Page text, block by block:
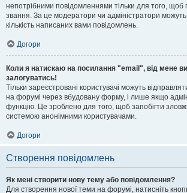
непотрібними повідомленнями тільки для того, щоб
звання. За це модератори чи адміністратори
кількість написаних вами повідомлень.
Догори
Коли я натискаю на посилання "email", від мене
залогуватись!
Тільки зареєстровані користувачі можуть
на форумі через вбудовану форму, і лише якщо
функцію. Це зроблено для того, щоб запобігти
системою анонімними користувачами.
Догори
Створення повідомлень
Як мені створити нову тему або повідомлення?
Для створення нової теми на форумі, натисніть